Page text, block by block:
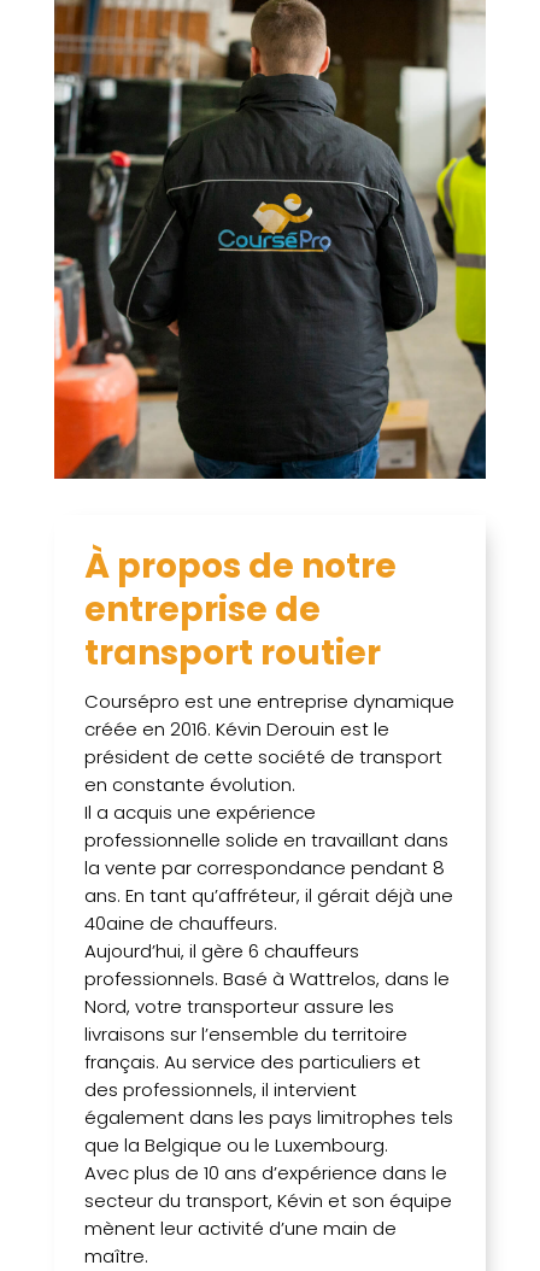
À propos de notre
entreprise de
transport routier
Coursépro est une entreprise dynamique
créée en 2016. Kévin Derouin est le
président de cette société de transport
en constante évolution.
Il a acquis une expérience
professionnelle solide en travaillant dans
la vente par correspondance pendant 8
ans. En tant qu’affréteur, il gérait déjà une
40aine de chauffeurs.
Aujourd’hui, il gère 6 chauffeurs
professionnels. Basé à Wattrelos, dans le
Nord, votre transporteur assure les
livraisons sur l’ensemble du territoire
français. Au service des particuliers et
des professionnels, il intervient
également dans les pays limitrophes tels
que la Belgique ou le Luxembourg.
Avec plus de 10 ans d’expérience dans le
secteur du transport, Kévin et son équipe
mènent leur activité d’une main de
maître.